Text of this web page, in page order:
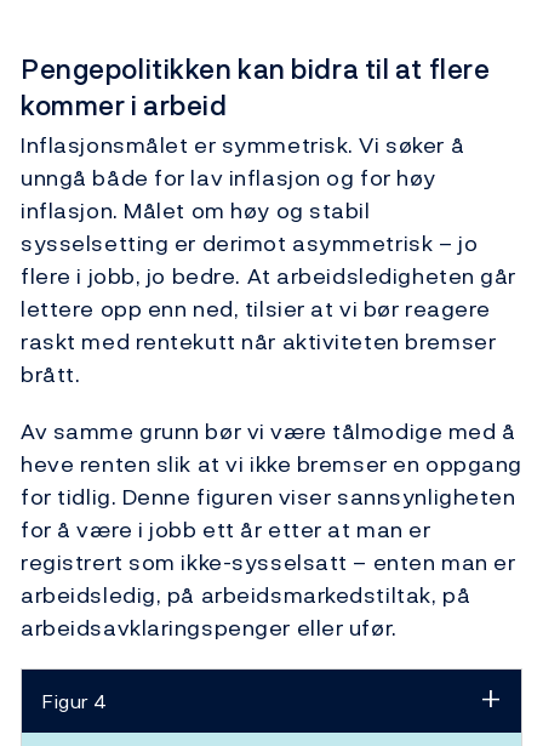
Pengepolitikken kan bidra til at flere
kommer i arbeid
Inflasjonsmålet er symmetrisk. Vi søker å
unngå både for lav inflasjon og for høy
inflasjon. Målet om høy og stabil
sysselsetting er derimot asymmetrisk – jo
flere i jobb, jo bedre. At arbeidsledigheten går
lettere opp enn ned, tilsier at vi bør reagere
raskt med rentekutt når aktiviteten bremser
brått.
Av samme grunn bør vi være tålmodige med å
heve renten slik at vi ikke bremser en oppgang
for tidlig. Denne figuren viser sannsynligheten
for å være i jobb ett år etter at man er
registrert som ikke-sysselsatt – enten man er
arbeidsledig, på arbeidsmarkedstiltak, på
arbeidsavklaringspenger eller ufør.
Figur 4